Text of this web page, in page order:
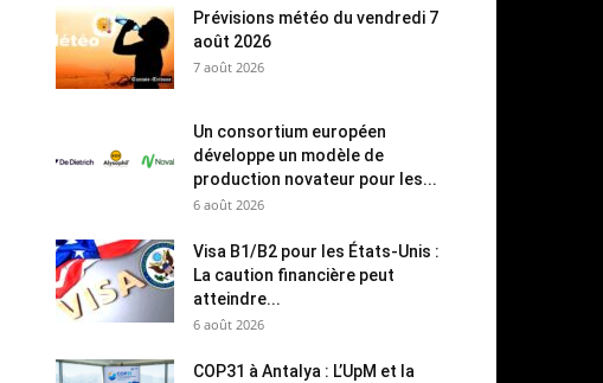
Prévisions météo du vendredi 7
août 2026
7 août 2026
Un consortium européen
développe un modèle de
production novateur pour les...
6 août 2026
Visa B1/B2 pour les États-Unis :
La caution financière peut
atteindre...
6 août 2026
COP31 à Antalya : L’UpM et la